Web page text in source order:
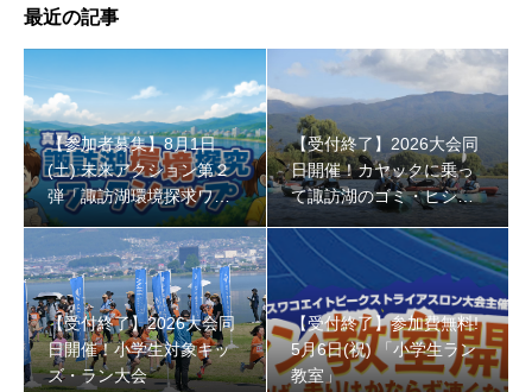
【受付終了】参加費無料! 5月6日(祝) 「小学生ラン教室」
最近の記事
【参加者募集】8月1日
(土) 未来アクション第２
弾「諏訪湖環境探求ワー
クショップ」小学４年生
から！
【受付終了】2026大会同
日開催！カヤックに乗っ
て諏訪湖のゴミ・ヒシを
回収しよう！
【受付終了】2026大会同
日開催！小学生対象キッ
ズ・ラン大会
【受付終了】参加費無料!
5月6日(祝) 「小学生ラン
教室」